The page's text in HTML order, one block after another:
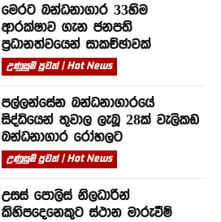
මෙරට බන්ධනාගාර 33හිම
ආරක්ෂාව ගැන ජනපති
ප්‍රධානත්වයෙන් සාකච්ඡාවක්
උණුසුම් පුවත් | Hot News
පල්ලන්සේන බන්ධනාගාරයේ
සිද්ධියෙන් තුවාල ලැබූ 28ක් වැලිකඩ
බන්ධනාගාර රෝහලට
උණුසුම් පුවත් | Hot News
උසස් පොලිස් නිලධාරීන්
කිහිපදෙනෙකුට ස්ථාන මාරුවීම්